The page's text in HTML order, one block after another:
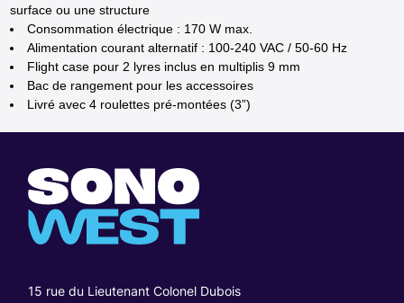
surface ou une structure
Consommation électrique : 170 W max.
Alimentation courant alternatif : 100-240 VAC / 50-60 Hz
Flight case pour 2 lyres inclus en multiplis 9 mm
Bac de rangement pour les accessoires
Livré avec 4 roulettes pré-montées (3”)
15 rue du Lieutenant Colonel Dubois